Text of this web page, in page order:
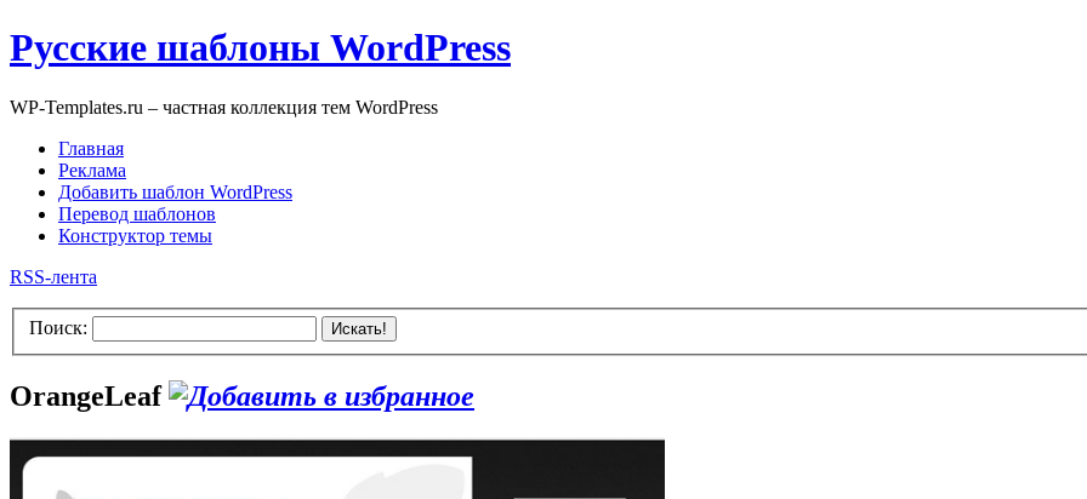
Русские шаблоны WordPress
WP-Templates.ru – частная коллекция тем WordPress
Главная
Реклама
Добавить шаблон WordPress
Перевод шаблонов
Конструктор темы
RSS-лента
Поиск: Искать!
OrangeLeaf